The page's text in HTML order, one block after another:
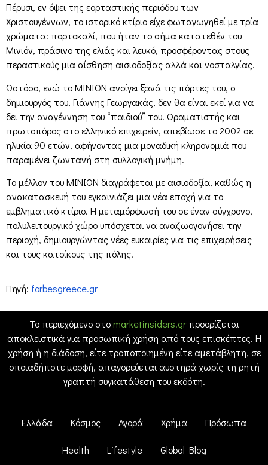
Πέρυσι, εν όψει της εορταστικής περιόδου των
Χριστουγέννων, το ιστορικό κτίριο είχε φωταγωγηθεί με τρία
χρώματα: πορτοκαλί, που ήταν το σήμα κατατεθέν του
Μινιόν, πράσινο της ελιάς και λευκό, προσφέροντας στους
περαστικούς μια αίσθηση αισιοδοξίας αλλά και νοσταλγίας.
Ωστόσο, ενώ το ΜΙΝΙΟΝ ανοίγει ξανά τις πόρτες του, ο
δημιουργός του, Γιάννης Γεωργακάς, δεν θα είναι εκεί για να
δει την αναγέννηση του “παιδιού” του. Οραματιστής και
πρωτοπόρος στο ελληνικό επιχειρείν, απεβίωσε το 2002 σε
ηλικία 90 ετών, αφήνοντας μια μοναδική κληρονομιά που
παραμένει ζωντανή στη συλλογική μνήμη.
Το μέλλον του ΜΙΝΙΟΝ διαγράφεται με αισιοδοξία, καθώς η
ανακατασκευή του εγκαινιάζει μια νέα εποχή για το
εμβληματικό κτίριο. Η μεταμόρφωσή του σε έναν σύγχρονο,
πολυλειτουργικό χώρο υπόσχεται να αναζωογονήσει την
περιοχή, δημιουργώντας νέες ευκαιρίες για τις επιχειρήσεις
και τους κατοίκους της πόλης.
Πηγή: forbesgreece.gr
Το περιεχόμενο στοmarketinsiders.grπροορίζεται
αποκλειστικά για προσωπική χρήση από τους επισκέπτες. Η
χρήση ή η διάδοση, είτε τροποποιημένη είτε αμετάβλητη, σε
οποιαδήποτε μορφή, απαγορεύεται αυστηρά χωρίς τη ρητή
γραπτή συγκατάθεση του εκδότη.
Ελλάδα Κόσμος Αγορά Χρήμα Πρόσωπα
Health Lifestyle Global Blog